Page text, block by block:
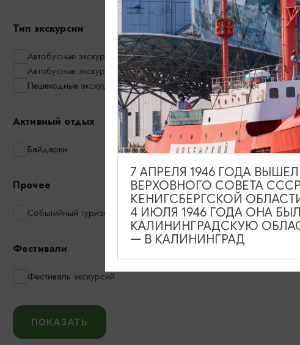
Тип экскурсии
Автобусные экскурсии
Автобусные экскурсии в мини-группах
Пешеходные экскурсии
Активный отдых
Байдарки
Прочее
Событийный туризм
Фестивали
Фестиваль экскурсий
7 АПРЕЛЯ 1946 ГОДА
ВЕРХОВНОГО СОВЕТА
КЕНИГСБЕРГСКОЙ
4 ИЮЛЯ 1946 ГОДА ОНА
КАЛИНИНГРАДСКУЮ
— В КАЛИНИНГРАД